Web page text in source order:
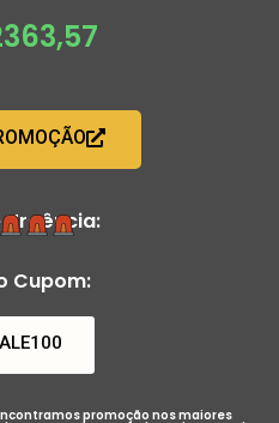
Urgência:
Cupom:
promoção nos maiores